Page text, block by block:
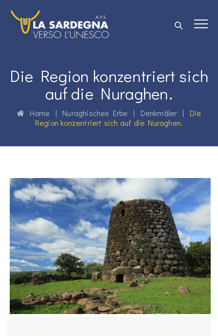
Die Region konzentriert sich
auf die Nuraghen.
Home | Nuraghisches Erbe | Denkmäler| Die
Region konzentriert sich auf die Nuraghen.